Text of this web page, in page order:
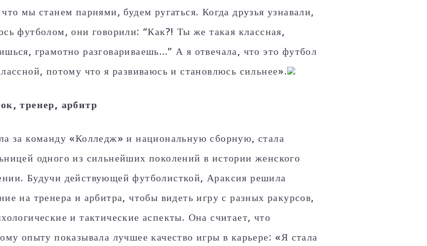
мы станем парнями, будем ругаться. Когда друзья узнавали,
футболом, они говорили: “Как?! Ты же такая классная,
грамотно разговариваешь…” А я отвечала, что это футбол
потому что я развиваюсь и становлюсь сильнее».
тренер, арбитр
за команду «Колледж» и национальную сборную, стала
одного из сильнейших поколений в истории женского
Будучи действующей футболисткой, Араксия решила
на тренера и арбитра, чтобы видеть игру с разных ракурсов,
и тактические аспекты. Она считает, что
опыту показывала лучшее качество игры в карьере: «Я стала